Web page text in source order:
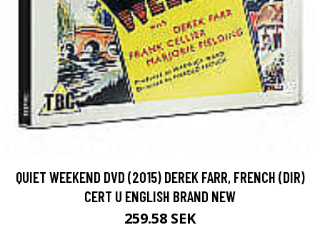
QUIET WEEKEND DVD (2015) DEREK FARR, FRENCH (DIR)
CERT U ENGLISH BRAND NEW
259.58 SEK